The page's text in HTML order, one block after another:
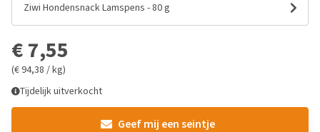
Ziwi Hondensnack Lamspens - 80 g
€ 7,55
(€ 94,38 / kg)
Tijdelijk uitverkocht
Geef mij een seintje